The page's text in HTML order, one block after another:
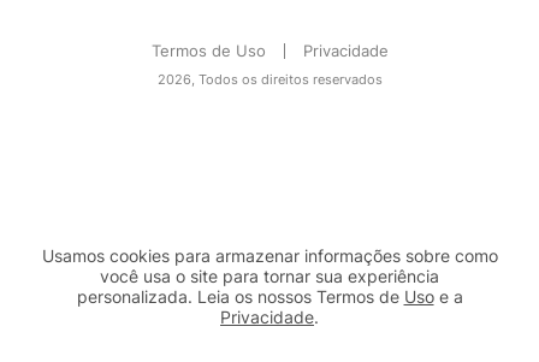
Termos de Uso Privacidade
2026, Todos os direitos reservados
Usamos cookies para armazenar informações sobre como
você usa o site para tornar sua experiência
personalizada. Leia os nossos Termos de Usoe a
Privacidade.